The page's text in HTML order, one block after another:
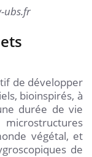
ubs.fr
de développer
bioinspirés, à
durée de vie
végétal, et
de